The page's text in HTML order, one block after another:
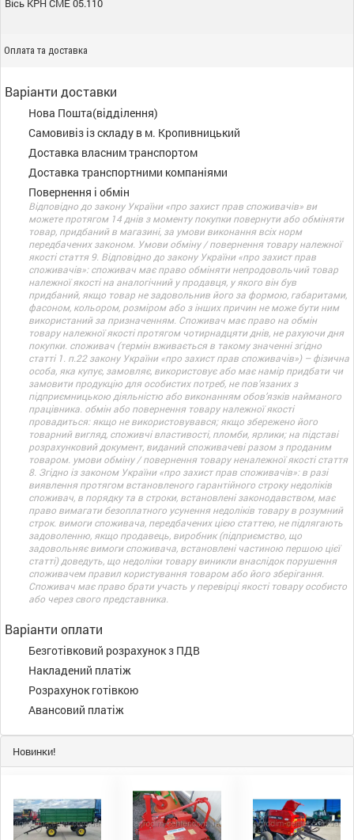
Вісь КРН СМЕ 05.110
Оплата та доставка
Варіанти доставки
Нова Пошта(відділення)
Самовивіз із складу в м. Кропивницький
Доставка власним транспортом
Доставка транспортними компаніями
Повернення і обмін
Відповідно до закону України «про захист прав споживачів» ви
можете протягом 14 днів з моменту покупки повернути або обміняти
товар, придбаний в магазині, за умови виконання всіх норм
передбачених законом. Умови обміну / повернення товару належної
якості стаття 9. Відповідно до закону України «про захист прав
споживачів»: споживач має право обміняти непродовольчий товар
належної якості на аналогічний у продавця, у якого він був
придбаний, якщо товар не задовольнив його за формою, габаритами,
фасоном, кольором, розміром або з інших причин не може бути ним
використаний за призначенням. Споживач має право на обмін
товару належної якості протягом чотирнадцяти днів, не рахуючи дня
покупки. споживач (термін вживається в такому значенні згідно
статті 1. п.22 закону України «про захист прав споживачів») – фізична
особа, яка купує, замовляє, використовує або має намір придбати чи
замовити продукцію для особистих потреб, не пов’язаних з
підприємницькою діяльністю або виконанням обов’язків найманого
працівника. обмін або повернення товару належної якості
провадиться: якщо не використовувався; якщо збережено його
товарний вигляд, споживчі властивості, пломби, ярлики; на підставі
розрахунковий документ, виданий споживачеві разом з проданим
товаром. умови обміну / повернення товару неналежної якості стаття
8. Згідно із законом України «про захист прав споживачів»: в разі
виявлення протягом встановленого гарантійного строку недоліків
споживач, в порядку та в строки, встановлені законодавством, має
право вимагати безоплатного усунення недоліків товару в розумний
строк. вимоги споживача, передбачених цією статтею, не підлягають
задоволенню, якщо продавець, виробник (підприємство, що
задовольняє вимоги споживача, встановлені частиною першою цієї
статті) доведуть, що недоліки товару виникли внаслідок порушення
споживачем правил користування товаром або його зберігання.
Споживач має право брати участь у перевірці якості товару особисто
або через свого представника.
Варіанти оплати
Безготівковий розрахунок з ПДВ
Накладений платіж
Розрахунок готівкою
Авансовий платіж
Новинки!